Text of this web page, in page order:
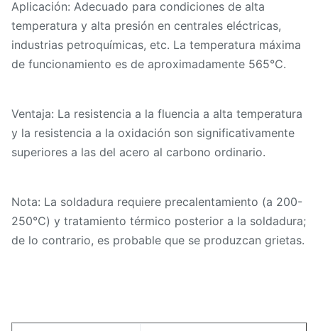
Aplicación: Adecuado para condiciones de alta
temperatura y alta presión en centrales eléctricas,
industrias petroquímicas, etc. La temperatura máxima
de funcionamiento es de aproximadamente 565℃.
Ventaja: La resistencia a la fluencia a alta temperatura
y la resistencia a la oxidación son significativamente
superiores a las del acero al carbono ordinario.
Nota: La soldadura requiere precalentamiento (a 200-
250℃) y tratamiento térmico posterior a la soldadura;
de lo contrario, es probable que se produzcan grietas.